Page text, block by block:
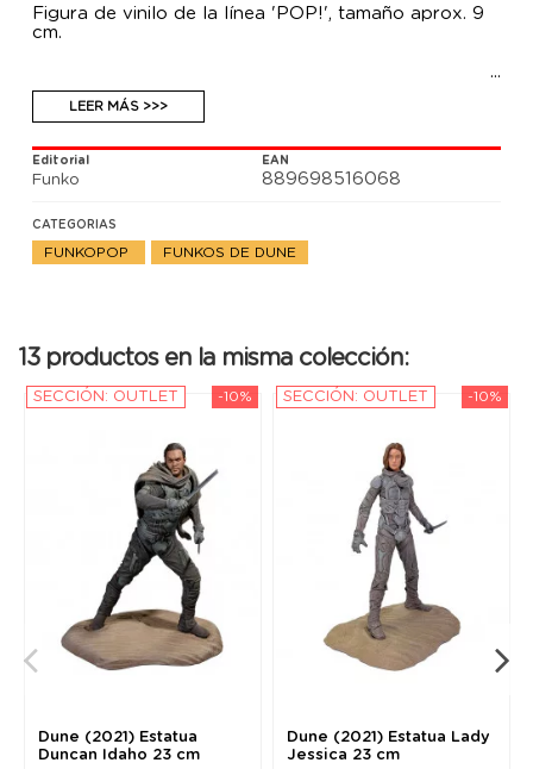
Figura de vinilo de la línea 'POP!', tamaño aprox. 9
cm.
LEER MÁS >>>
Editorial
Funko
EAN
889698516068
CATEGORIAS
FUNKOPOP FUNKOS DE DUNE
13 productos en la misma colección:
-10%
SECCIÓN: OUTLET
Dune (2021) Estatua
Duncan Idaho 23 cm
-10%
SECCIÓN: OUTLET
Dune (2021) Estatua Lady
Jessica 23 cm